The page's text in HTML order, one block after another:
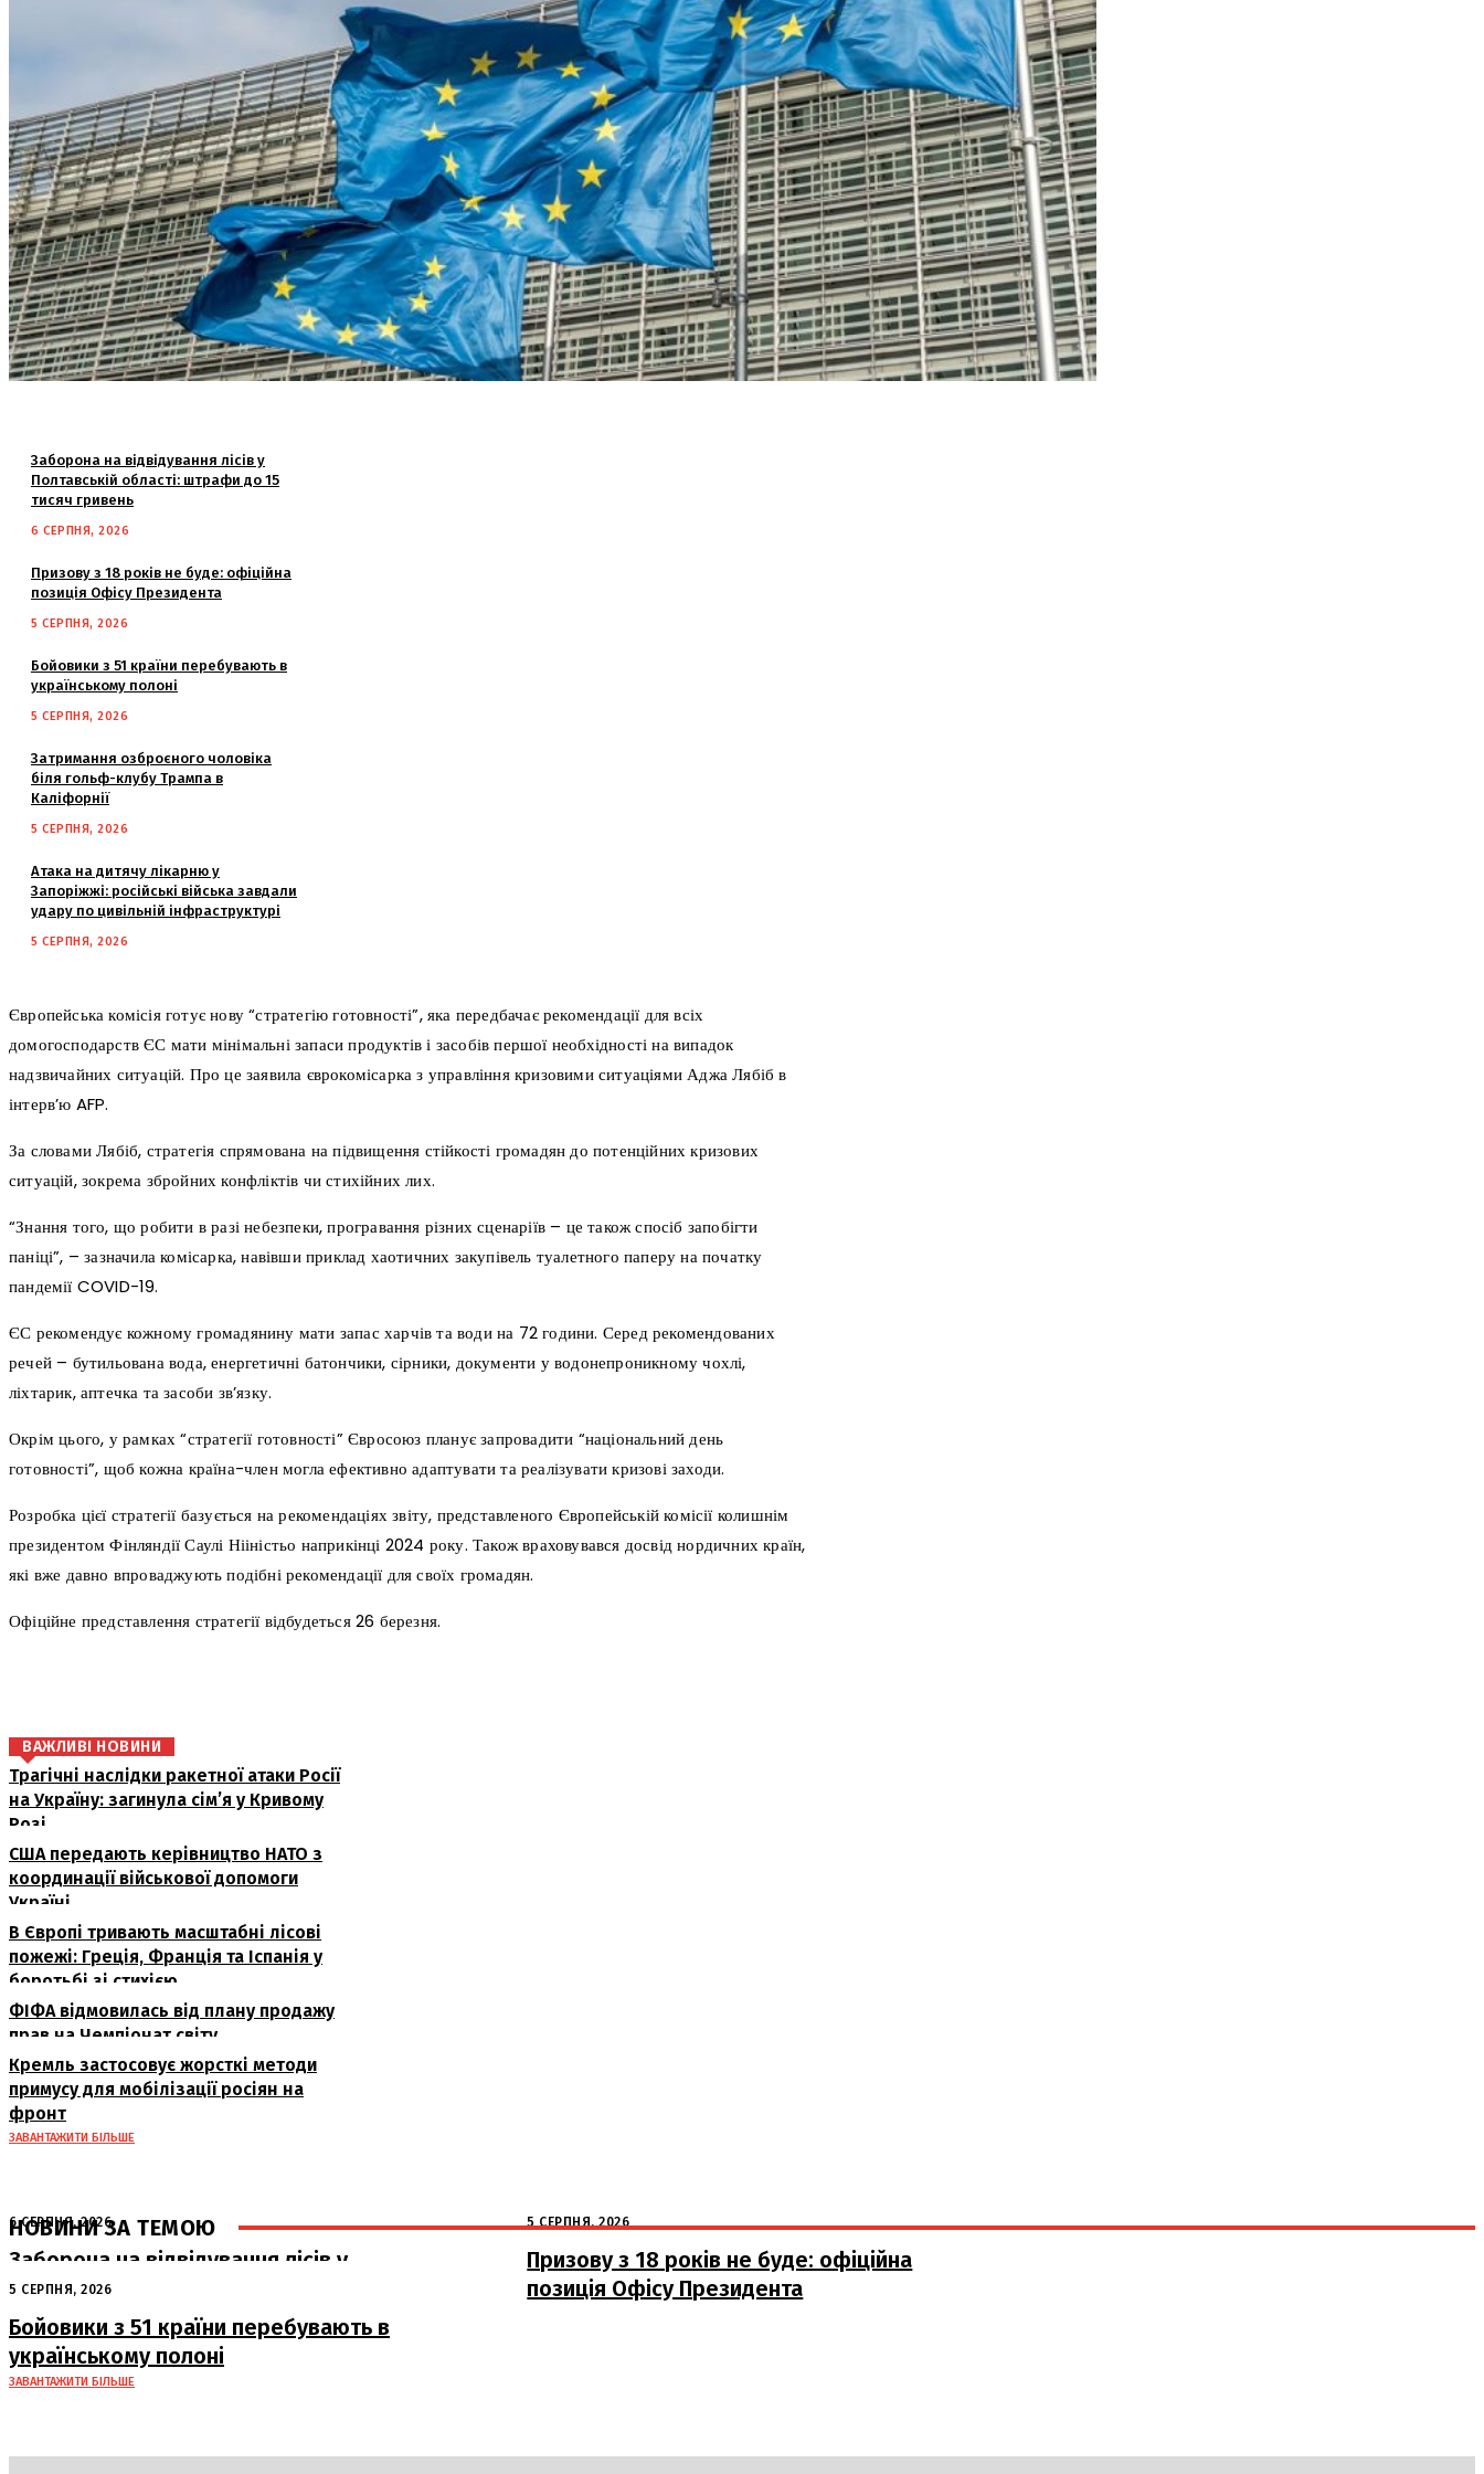
Заборона на відвідування лісів у
Полтавській області: штрафи до 15
тисяч гривень
6 СЕРПНЯ, 2026
Призову з 18 років не буде: офіційна
позиція Офісу Президента
5 СЕРПНЯ, 2026
Бойовики з 51 країни перебувають в
українському полоні
5 СЕРПНЯ, 2026
Затримання озброєного чоловіка
біля гольф-клубу Трампа в
Каліфорнії
5 СЕРПНЯ, 2026
Атака на дитячу лікарню у
Запоріжжі: російські війська завдали
удару по цивільній інфраструктурі
5 СЕРПНЯ, 2026
Європейська комісія готує нову “стратегію готовності”, яка передбачає рекомендації для всіх
домогосподарств ЄС мати мінімальні запаси продуктів і засобів першої необхідності на випадок
надзвичайних ситуацій. Про це заявила єврокомісарка з управління кризовими ситуаціями Аджа Лябіб в
інтерв’ю AFP.
За словами Лябіб, стратегія спрямована на підвищення стійкості громадян до потенційних кризових
ситуацій, зокрема збройних конфліктів чи стихійних лих.
“Знання того, що робити в разі небезпеки, програвання різних сценаріїв – це також спосіб запобігти
паніці”, – зазначила комісарка, навівши приклад хаотичних закупівель туалетного паперу на початку
пандемії COVID-19.
ЄС рекомендує кожному громадянину мати запас харчів та води на 72 години. Серед рекомендованих
речей – бутильована вода, енергетичні батончики, сірники, документи у водонепроникному чохлі,
ліхтарик, аптечка та засоби зв’язку.
Окрім цього, у рамках “стратегії готовності” Євросоюз планує запровадити “національний день
готовності”, щоб кожна країна-член могла ефективно адаптувати та реалізувати кризові заходи.
Розробка цієї стратегії базується на рекомендаціях звіту, представленого Європейській комісії колишнім
президентом Фінляндії Саулі Нііністьо наприкінці 2024 року. Також враховувався досвід нордичних країн,
які вже давно впроваджують подібні рекомендації для своїх громадян.
Офіційне представлення стратегії відбудеться 26 березня.
ВАЖЛИВІ НОВИНИ
Трагічні наслідки ракетної атаки Росії
на Україну: загинула сім’я у Кривому
Розі
США передають керівництво НАТО з
координації військової допомоги
Україні
В Європі тривають масштабні лісові
пожежі: Греція, Франція та Іспанія у
боротьбі зі стихією
ФІФА відмовилась від плану продажу
прав на Чемпіонат світу
Кремль застосовує жорсткі методи
примусу для мобілізації росіян на
фронт
ЗАВАНТАЖИТИ БІЛЬШЕ
НОВИНИ ЗА ТЕМОЮ
6 СЕРПНЯ, 2026
Заборона на відвідування лісів у
Полтавській області: штрафи до 15
тисяч гривень
5 СЕРПНЯ, 2026
Призову з 18 років не буде: офіційна
позиція Офісу Президента
5 СЕРПНЯ, 2026
Бойовики з 51 країни перебувають в
українському полоні
ЗАВАНТАЖИТИ БІЛЬШЕ